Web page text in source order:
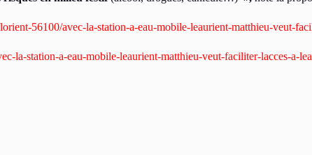
56100/avec-la-station-a-eau-mobile-leaurient-matthieu-veut-
la-station-a-eau-mobile-leaurient-matthieu-veut-faciliter-lacces-a-